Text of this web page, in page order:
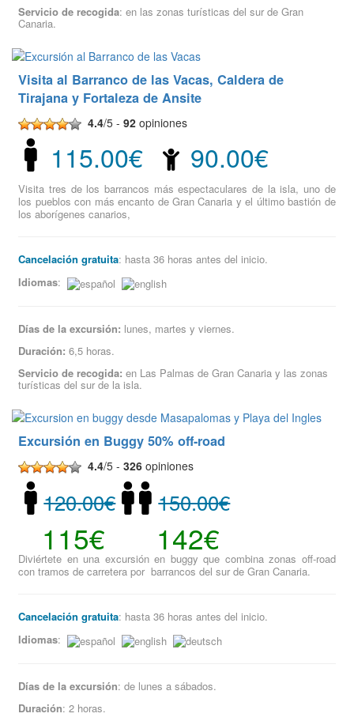
Servicio de recogida: en las zonas turísticas del sur de Gran
Canaria.
Visita al Barranco de las Vacas, Caldera de
Tirajana y Fortaleza de Ansite
4.4/5 -92 opiniones
115.00€ 90.00€
Visita tres de los barrancos más espectaculares de la isla, uno de
los pueblos con más encanto de Gran Canaria y el último bastión de
los aborígenes canarios,
Cancelación gratuita: hasta 36 horas antes del inicio.
Idiomas:
Días de la excursión: lunes, martes y viernes.
Duración: 6,5 horas.
Servicio de recogida: en Las Palmas de Gran Canaria y las zonas
turísticas del sur de la isla.
Excursión en Buggy 50% off-road
4.4/5 -326 opiniones
120.00€
115€
150.00€
142€
Diviértete en una excursión en buggy que combina zonas off-road
con tramos de carretera por barrancos del sur de Gran Canaria.
Cancelación gratuita: hasta 36 horas antes del inicio.
Idiomas:
Días de la excursión: de lunes a sábados.
Duración: 2 horas.